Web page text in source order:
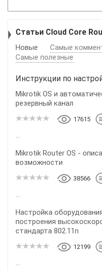
Статьи Cloud Core
Новые
Самые
Самые полезные
Инструкции по
Mikrotik OS и
резервный канал
17615
...
Mikrotik Router OS -
возможности
38566
...
Настройка
построения
стандарта 802.11n
12199
...